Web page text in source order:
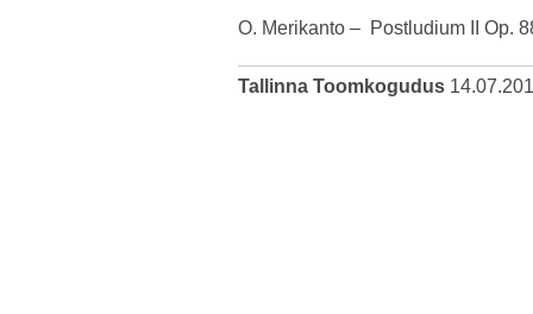
O. Merikanto – Postludium II Op.
Tallinna Toomkogudus